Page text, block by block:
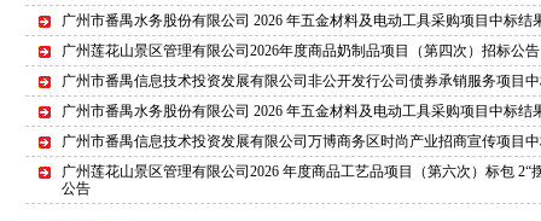
广州市番禺水务股份有限公司 2026 年五金材料及电动工具采购项目中标结
广州莲花山景区管理有限公司2026年度商品奶制品项目（第四次）招标公告
广州市番禺信息技术投资发展有限公司非公开发行公司债券承销服务项目
广州市番禺水务股份有限公司 2026 年五金材料及电动工具采购项目中标结
广州市番禺信息技术投资发展有限公司万博商务区时尚产业招商宣传项目
广州莲花山景区管理有限公司2026 年度商品工艺品项目（第六次）标包 2“
公告